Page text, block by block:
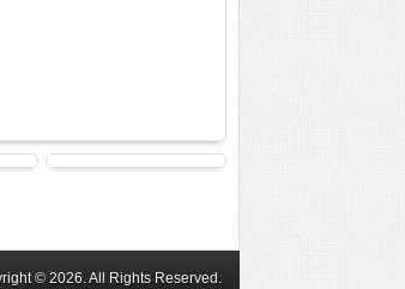
© 2026. All Rights Reserved.